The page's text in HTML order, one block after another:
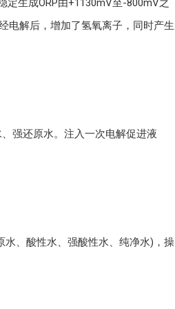
生成ORP由+1130mV至-800mV之
电解后，增加了氢氧离子，同时产生
强还原水。注入一次电解促进液
、酸性水、强酸性水、纯净水)，操